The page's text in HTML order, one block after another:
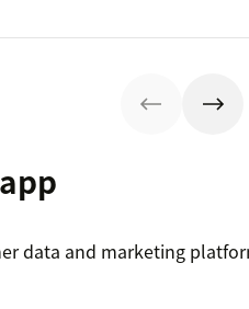
data and marketing